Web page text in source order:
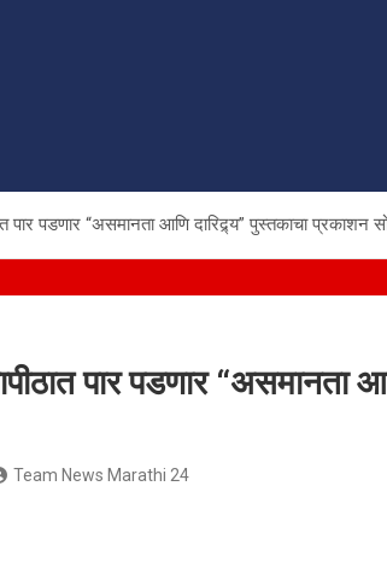
पार पडणार “असमानता आणि दारिद्र्य” पुस्तकाचा प्रकाशन
पार पडणार “असमानता
Team News Marathi 24